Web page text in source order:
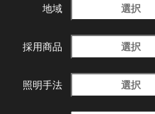
地域 選択
採用商品 選択
照明手法 選択